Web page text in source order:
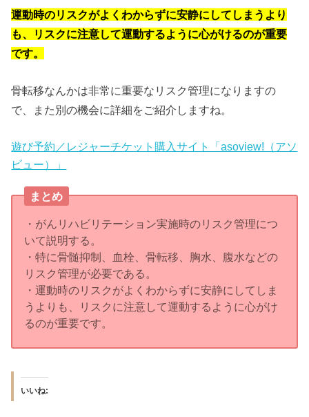
運動時のリスクがよくわからずに安静にしてしまうより
も、リスクに注意して運動するように心がけるのが重要
です。
骨転移なんかは非常に重要なリスク管理になりますの
で、また別の機会に詳細をご紹介しますね。
遊び予約／レジャーチケット購入サイト「asoview!（アソ
ビュー）」
まとめ
・がんリハビリテーション実施時のリスク管理につ
いて説明する。
・特に骨髄抑制、血栓、骨転移、胸水、腹水などの
リスク管理が必要である。
・運動時のリスクがよくわからずに安静にしてしま
うよりも、リスクに注意して運動するように心がけ
るのが重要です。
いいね: